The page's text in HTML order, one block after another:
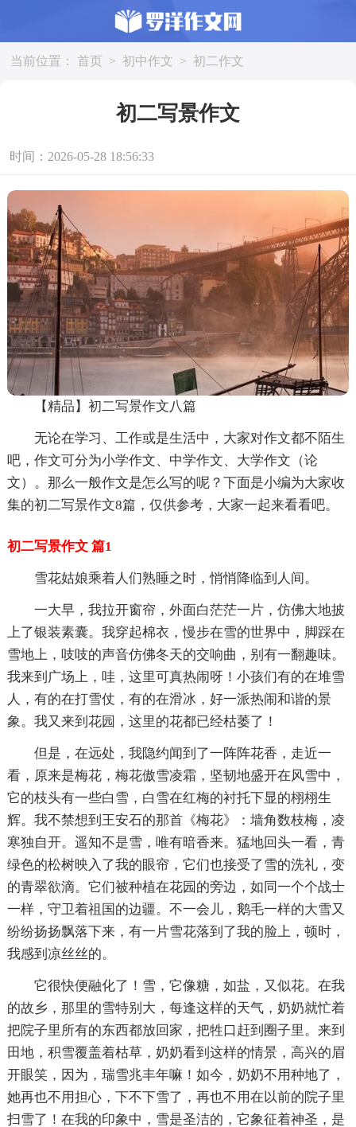
当前位置： 首页 > 初中作文 > 初二作文
初二写景作文
时间：2026-05-28 18:56:33
【精品】初二写景作文八篇
无论在学习、工作或是生活中，大家对作文都不陌生
吧，作文可分为小学作文、中学作文、大学作文（论
文）。那么一般作文是怎么写的呢？下面是小编为大家收
集的初二写景作文8篇，仅供参考，大家一起来看看吧。
初二写景作文 篇1
雪花姑娘乘着人们熟睡之时，悄悄降临到人间。
一大早，我拉开窗帘，外面白茫茫一片，仿佛大地披
上了银装素囊。我穿起棉衣，慢步在雪的世界中，脚踩在
雪地上，吱吱的声音仿佛冬天的交响曲，别有一翻趣味。
我来到广场上，哇，这里可真热闹呀！小孩们有的在堆雪
人，有的在打雪仗，有的在滑冰，好一派热闹和谐的景
象。我又来到花园，这里的花都已经枯萎了！
但是，在远处，我隐约闻到了一阵阵花香，走近一
看，原来是梅花，梅花傲雪凌霜，坚韧地盛开在风雪中，
它的枝头有一些白雪，白雪在红梅的衬托下显的栩栩生
辉。我不禁想到王安石的那首《梅花》：墙角数枝梅，凌
寒独自开。遥知不是雪，唯有暗香来。猛地回头一看，青
绿色的松树映入了我的眼帘，它们也接受了雪的洗礼，变
的青翠欲滴。它们被种植在花园的旁边，如同一个个战士
一样，守卫着祖国的边疆。不一会儿，鹅毛一样的大雪又
纷纷扬扬飘落下来，有一片雪花落到了我的脸上，顿时，
我感到凉丝丝的。
它很快便融化了！雪，它像糖，如盐，又似花。在我
的故乡，那里的雪特别大，每逢这样的天气，奶奶就忙着
把院子里所有的东西都放回家，把牲口赶到圈子里。来到
田地，积雪覆盖着枯草，奶奶看到这样的情景，高兴的眉
开眼笑，因为，瑞雪兆丰年嘛！如今，奶奶不用种地了，
她再也不用担心，下不下雪了，再也不用在以前的院子里
扫雪了！在我的印象中，雪是圣洁的，它象征着神圣，是